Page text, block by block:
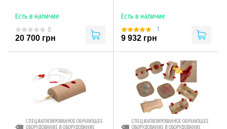
Есть в наличие
0
20 700 грн
Есть в наличие
1
9 932 грн
СПЕЦИАЛИЗИРОВАННОЕ ОБУЧАЮЩЕЕ
ОБОРУДОВАНИЕ И ОБОРУДОВАНИЕ
СПЕЦИАЛИЗИРОВАННОЕ ОБУЧАЮЩЕЕ
ОБОРУДОВАНИЕ И ОБОРУДОВАНИЕ